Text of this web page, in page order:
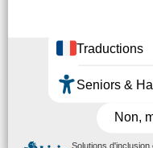
Services